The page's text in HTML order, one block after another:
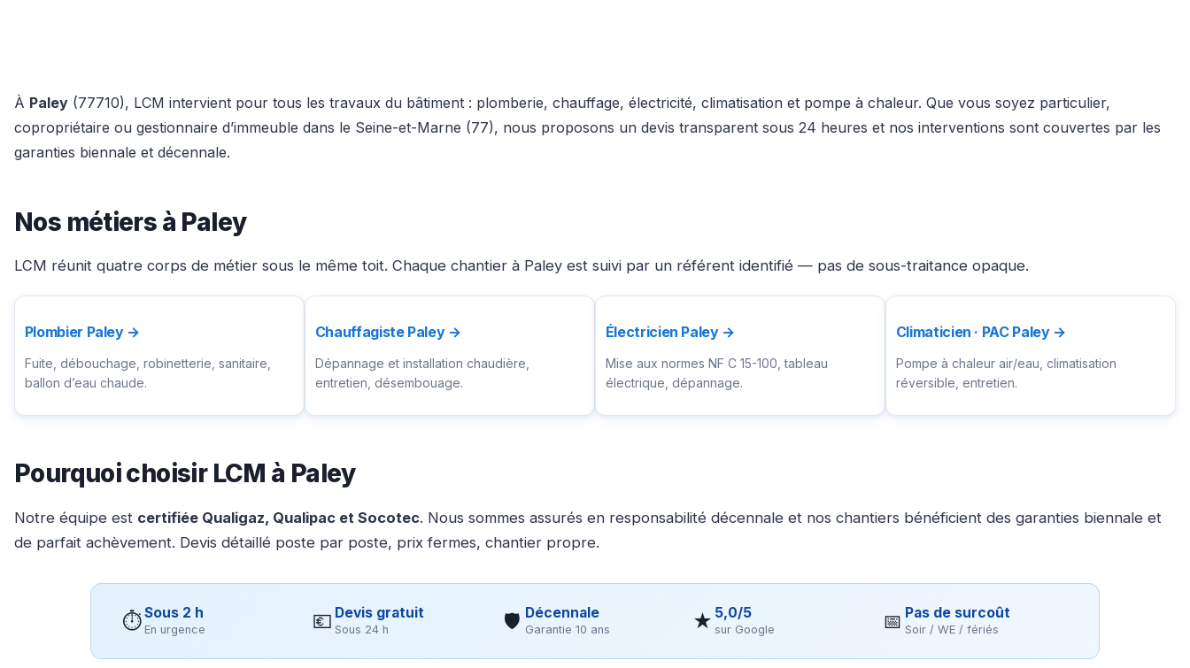
À Paley (77710), LCM intervient pour tous les travaux du bâtiment : plomberie, chauffage, électricité, climatisation et pompe à chaleur. Que vous soyez particulier,
copropriétaire ou gestionnaire d’immeuble dans le Seine-et-Marne (77), nous proposons un devis transparent sous 24 heures et nos interventions sont couvertes par les
garanties biennale et décennale.
Nos métiers à Paley
LCM réunit quatre corps de métier sous le même toit. Chaque chantier à Paley est suivi par un référent identifié — pas de sous-traitance opaque.
Plombier Paley →
Fuite, débouchage, robinetterie, sanitaire,
ballon d’eau chaude.
Chauffagiste Paley →
Dépannage et installation chaudière,
entretien, désembouage.
Électricien Paley →
Mise aux normes NF C 15-100, tableau
électrique, dépannage.
Climaticien · PAC Paley →
Pompe à chaleur air/eau, climatisation
réversible, entretien.
Pourquoi choisir LCM à Paley
Notre équipe est certifiée Qualigaz, Qualipac et Socotec. Nous sommes assurés en responsabilité décennale et nos chantiers bénéficient des garanties biennale et
de parfait achèvement. Devis détaillé poste par poste, prix fermes, chantier propre.
⏱Sous 2 h
En urgence 💶 Devis gratuit
Sous 24 h 🛡 Décennale
Garantie 10 ans ★ 5,0/5
sur Google 📅 Pas de surcoût
Soir / WE / fériés